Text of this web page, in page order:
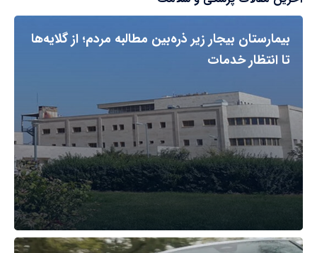
بیمارستان بیجار زیر ذره‌بین مطالبه مردم؛ از گلایه‌ها
تا انتظار خدمات